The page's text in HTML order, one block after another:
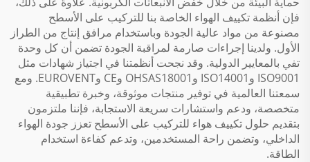
فإن أنظمة تكييف الهواء الخاصة بنا للتركيب على الأسطح
مصنوعة من مواد عالية الجودة وباستخدام مرافق إنتاج من الطراز
الأول. ولدينا إجراءات صارمة لمراقبة الجودة تضمن أن كل وحدة
تفي بالمعايير الدولية. وقد نجحت أنظمتنا في اجتياز شهادات مثل
ISO9001 وISO14001 وOHSAS18001 وCE وEUROVENT. ومع
سمعتنا العالمية في توفير منتجات موثوقة، وخبرة تطبيقية
متخصصة، ودعم واستشارات سريعة الاستجابة، فإننا ملتزمون
بتقديم حلول تكييف هواء للتركيب على الأسطح تعزز جودة الهواء
الداخلي، وتضمن راحة المستخدمين، وتدعم كفاءة استخدام
الطاقة.